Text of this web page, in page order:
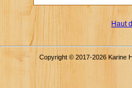
Haut
Copyright © 2017-2026 Karine